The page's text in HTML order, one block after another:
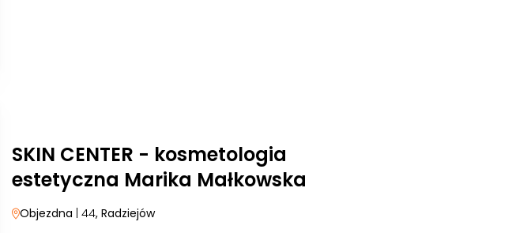
SKIN CENTER - kosmetologia
estetyczna Marika Małkowska
Objezdna | 44, Radziejów